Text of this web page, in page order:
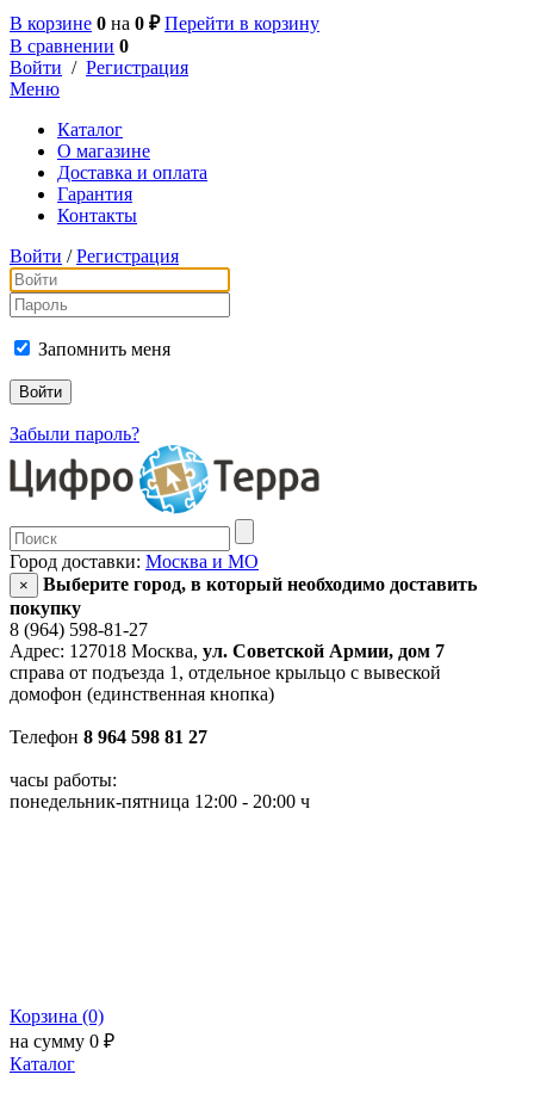
В корзине 0 на 0 ₽ Перейти в корзину
В сравнении 0
Войти / Регистрация
Меню
Каталог
О магазине
Доставка и оплата
Гарантия
Контакты
Войти / Регистрация
Запомнить меня
Забыли пароль?
Город доставки: Москва и МО
×
Выберите город, в который необходимо доставить
покупку
8 (964) 598-81-27
Адрес: 127018 Москва, ул. Советской Армии, дом 7
справа от подъезда 1, отдельное крыльцо с вывеской
домофон (единственная кнопка)
Телефон 8 964 598 81 27
часы работы:
понедельник-пятница 12:00 - 20:00 ч
Корзина (0)
на сумму 0 ₽
Каталог